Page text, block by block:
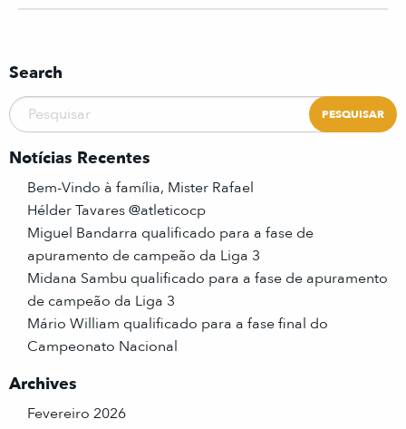
Search
Notícias Recentes
Bem-Vindo à família, Mister Rafael
Hélder Tavares @atleticocp
Miguel Bandarra qualificado para a fase de
apuramento de campeão da Liga 3
Midana Sambu qualificado para a fase de apuramento
de campeão da Liga 3
Mário William qualificado para a fase final do
Campeonato Nacional
Archives
Fevereiro 2026